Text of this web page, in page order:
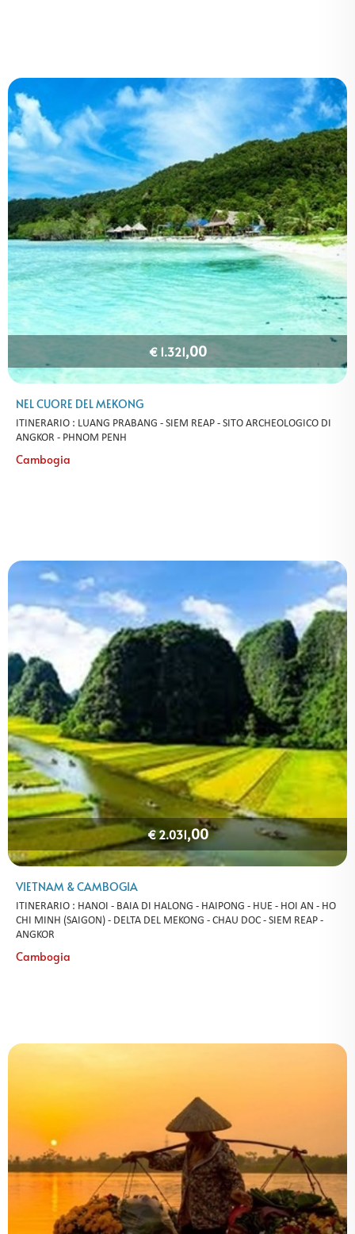
€ 1.321,00
NEL CUORE DEL MEKONG
ITINERARIO : LUANG PRABANG - SIEM REAP - SITO ARCHEOLOGICO DI
ANGKOR - PHNOM PENH
Cambogia
€ 2.031,00
VIETNAM & CAMBOGIA
ITINERARIO : HANOI - BAIA DI HALONG - HAIPONG - HUE - HOI AN - HO
CHI MINH (SAIGON) - DELTA DEL MEKONG - CHAU DOC - SIEM REAP -
ANGKOR
Cambogia